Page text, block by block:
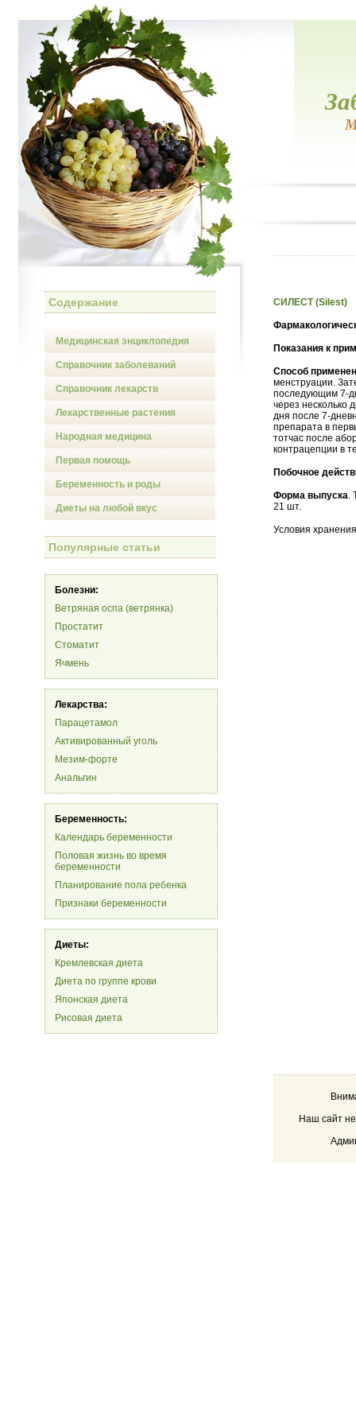
Содержание
Медицинская энциклопедия
Справочник заболеваний
Справочник лекарств
Лекарственные растения
Народная медицина
Первая помощь
Беременность и роды
Диеты на любой вкус
Популярные статьи
Болезни:
Ветряная оспа (ветрянка)
Простатит
Стоматит
Ячмень
Лекарства:
Парацетамол
Активированный уголь
Мезим-форте
Анальгин
Беременность:
Календарь беременности
Половая жизнь во время
беременности
Планирование пола ребенка
Признаки беременности
Диеты:
Кремлевская диета
Диета по группе крови
Японская диета
Рисовая диета
СИЛЕСТ (Silest)
Показания к
Способ
менструации.
последующим 7-
через несколько
дня после 7-
препарата в
тотчас после
контрацепции в
Побочное
Форма выпуска.
21 шт.
Условия
Наш сайт